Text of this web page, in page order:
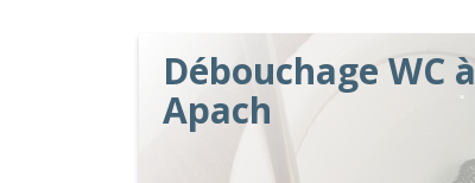
Débouchage WC à
Apach